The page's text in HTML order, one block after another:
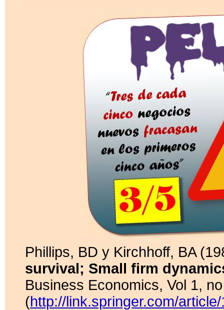
Phillips, BD y Kirchhoff, BA
survival; Small firm
Business Economics, Vol 1,
(http://link.springer.com/